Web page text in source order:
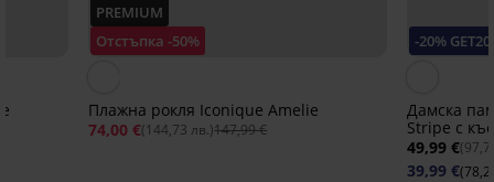
PREMIUM
Отстъпка -50%
Плажна рокля Iconique Amelie
74,00 €(144,73 лв.)147,99 €
-20% GET20
Дамска
Stripe с
49,99 €
39,99 €